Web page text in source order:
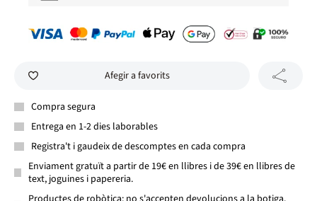
Afegir a favorits
Compra segura
Entrega en 1-2 dies laborables
Registra't i gaudeix de descomptes en cada compra
Enviament gratuït a partir de 19€ en llibres i de 39€ en llibres de
text, joguines i papereria.